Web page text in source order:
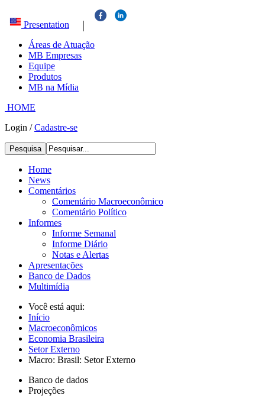
Presentation |
Áreas de Atuação
MB Empresas
Equipe
Produtos
MB na Mídia
HOME
Login /Cadastre-se
Pesquisa
Home
News
Comentários
Comentário Macroeconômico
Comentário Político
Informes
Informe Semanal
Informe Diário
Notas e Alertas
Apresentações
Banco de Dados
Multimídia
Você está aqui:
Início
Macroeconômicos
Economia Brasileira
Setor Externo
Macro: Brasil: Setor Externo
Banco de dados
Projeções